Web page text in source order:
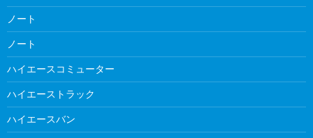
ノート
ノート
ハイエースコミューター
ハイエーストラック
ハイエースバン